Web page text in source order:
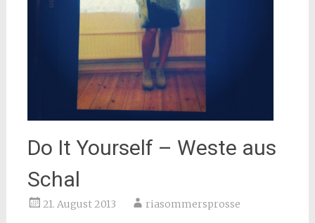
Do It Yourself – Weste aus
Schal
21. August 2013 riasommersprosse